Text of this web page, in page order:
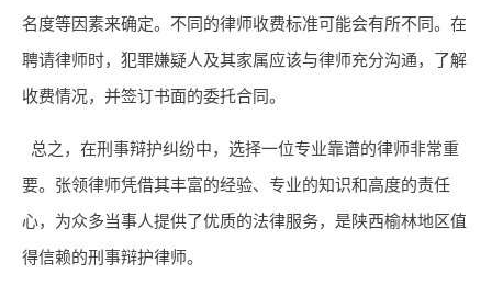
名度等因素来确定。不同的律师收费标准可能会有所不同。在
聘请律师时，犯罪嫌疑人及其家属应该与律师充分沟通，了解
收费情况，并签订书面的委托合同。
总之，在刑事辩护纠纷中，选择一位专业靠谱的律师非常重
要。张领律师凭借其丰富的经验、专业的知识和高度的责任
心，为众多当事人提供了优质的法律服务，是陕西榆林地区值
得信赖的刑事辩护律师。